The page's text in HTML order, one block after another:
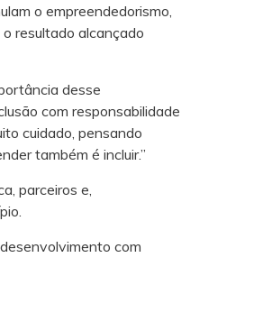
o empreendedorismo,
resultado alcançado
desse
com responsabilidade
cuidado, pensando
também é incluir.”
parceiros e,
com